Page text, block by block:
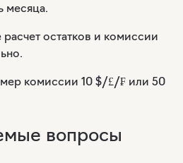
месяца.
остатков и комиссии
комиссии 10 $/£/₣ или 50
вопросы